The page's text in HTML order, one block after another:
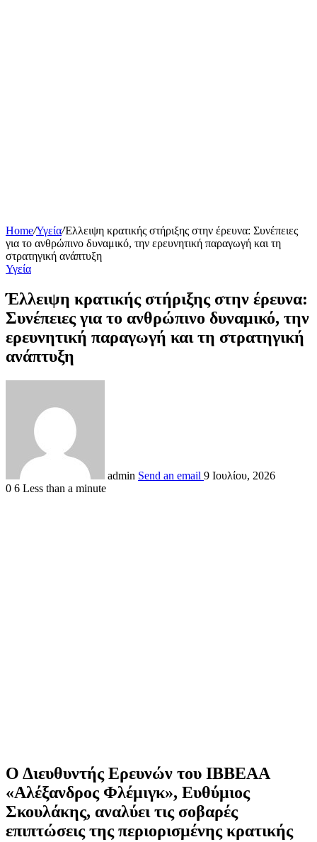
Home/Υγεία/Έλλειψη κρατικής στήριξης στην έρευνα: Συνέπειες
για το ανθρώπινο δυναμικό, την ερευνητική παραγωγή και τη
στρατηγική ανάπτυξη
Υγεία
Έλλειψη κρατικής στήριξης στην έρευνα:
Συνέπειες για το ανθρώπινο δυναμικό, την
ερευνητική παραγωγή και τη στρατηγική
ανάπτυξη
admin Send an email 9 Ιουλίου, 2026
0 6 Less than a minute
Ο Διευθυντής Ερευνών του ΙΒΒΕΑΑ
«Αλέξανδρος Φλέμιγκ», Ευθύμιος
Σκουλάκης, αναλύει τις σοβαρές
επιπτώσεις της περιορισμένης κρατικής